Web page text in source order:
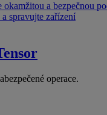
okamžitou a bezpečnou
spravujte zařízení
operace.